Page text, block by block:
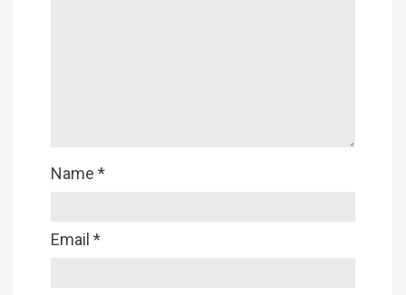
Name *
Email *